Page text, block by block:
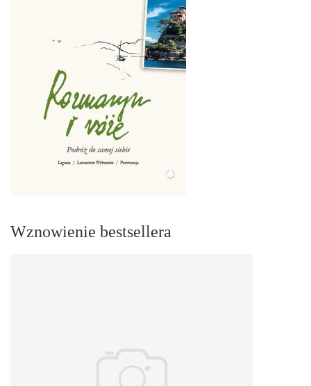
Wznowienie bestsellera